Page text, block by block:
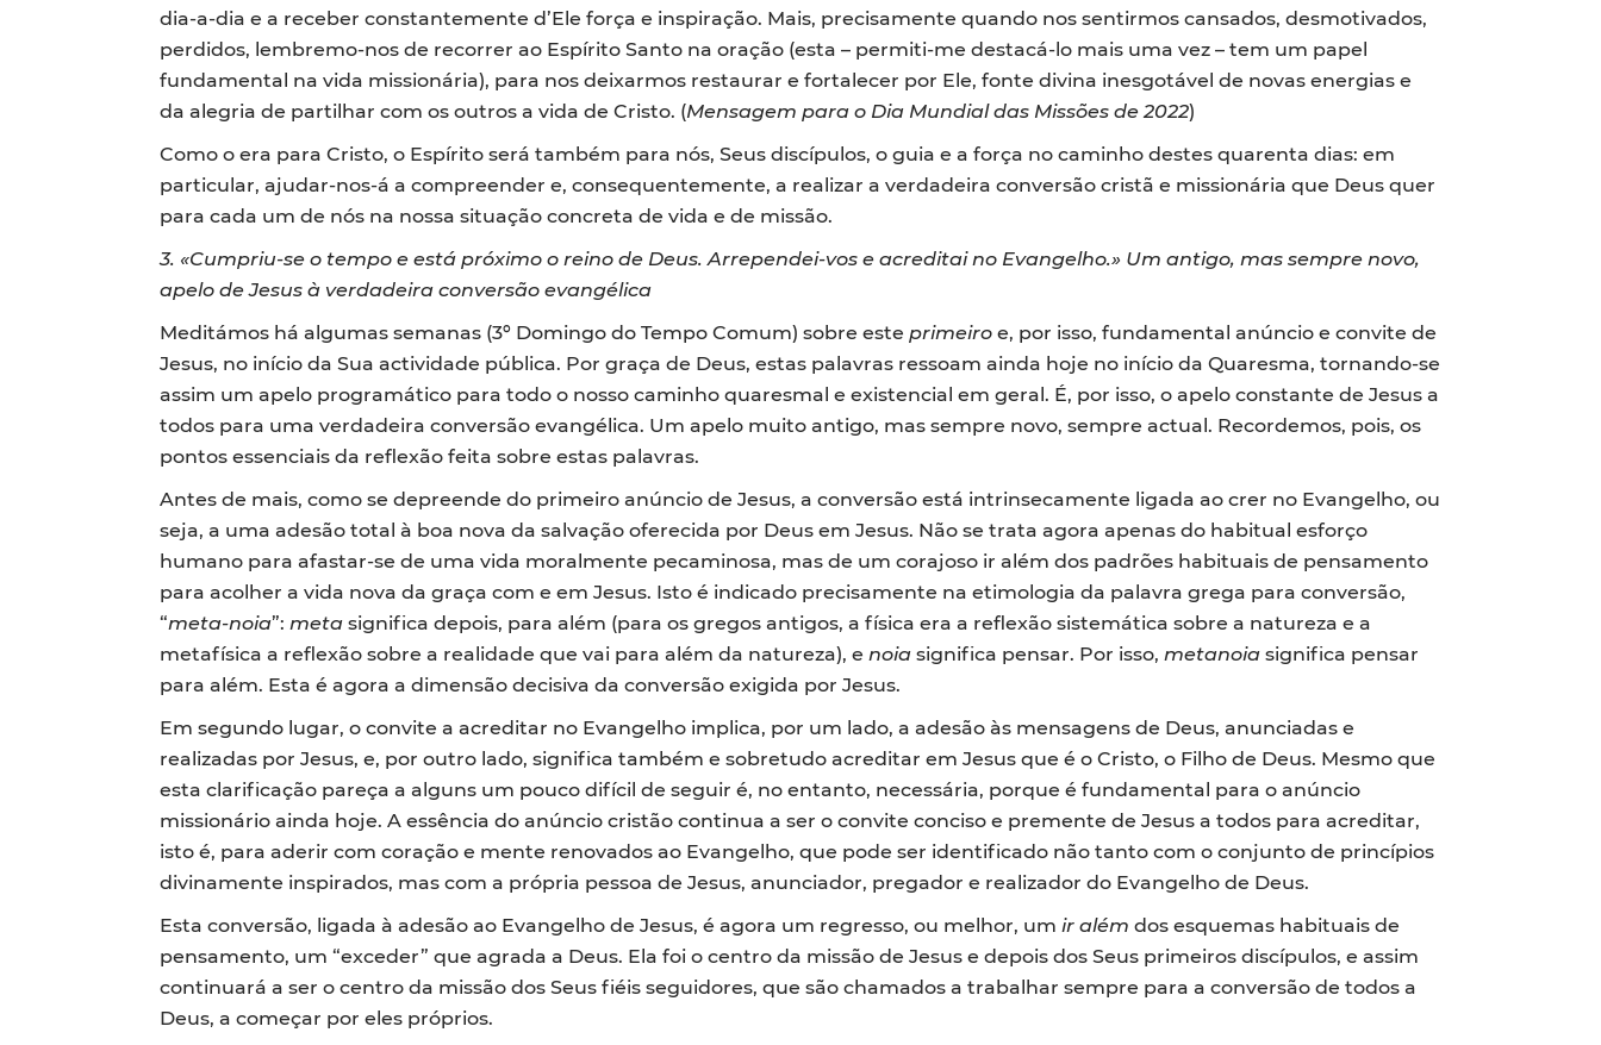
dia-a-dia e a receber constantemente d’Ele força e inspiração. Mais, precisamente quando nos sentirmos cansados, desmotivados,
perdidos, lembremo-nos de recorrer ao Espírito Santo na oração (esta – permiti-me destacá-lo mais uma vez – tem um papel
fundamental na vida missionária), para nos deixarmos restaurar e fortalecer por Ele, fonte divina inesgotável de novas energias e
da alegria de partilhar com os outros a vida de Cristo. (Mensagem para o Dia Mundial das Missões de 2022)
Como o era para Cristo, o Espírito será também para nós, Seus discípulos, o guia e a força no caminho destes quarenta dias: em
particular, ajudar-nos-á a compreender e, consequentemente, a realizar a verdadeira conversão cristã e missionária que Deus quer
para cada um de nós na nossa situação concreta de vida e de missão.
3. «Cumpriu-se o tempo e está próximo o reino de Deus. Arrependei-vos e acreditai no Evangelho.» Um antigo, mas sempre novo,
apelo de Jesus à verdadeira conversão evangélica
Meditámos há algumas semanas (3º Domingo do Tempo Comum) sobre este primeiroe, por isso, fundamental anúncio e convite de
Jesus, no início da Sua actividade pública. Por graça de Deus, estas palavras ressoam ainda hoje no início da Quaresma, tornando-se
assim um apelo programático para todo o nosso caminho quaresmal e existencial em geral. É, por isso, o apelo constante de Jesus a
todos para uma verdadeira conversão evangélica. Um apelo muito antigo, mas sempre novo, sempre actual. Recordemos, pois, os
pontos essenciais da reflexão feita sobre estas palavras.
Antes de mais, como se depreende do primeiro anúncio de Jesus, a conversão está intrinsecamente ligada ao crer no Evangelho, ou
seja, a uma adesão total à boa nova da salvação oferecida por Deus em Jesus. Não se trata agora apenas do habitual esforço
humano para afastar-se de uma vida moralmente pecaminosa, mas de um corajoso ir além dos padrões habituais de pensamento
para acolher a vida nova da graça com e em Jesus. Isto é indicado precisamente na etimologia da palavra grega para conversão,
“meta-noia”: metasignifica depois, para além (para os gregos antigos, a física era a reflexão sistemática sobre a natureza e a
metafísica a reflexão sobre a realidade que vai para além da natureza), e noiasignifica pensar. Por isso, metanoiasignifica pensar
para além. Esta é agora a dimensão decisiva da conversão exigida por Jesus.
Em segundo lugar, o convite a acreditar no Evangelho implica, por um lado, a adesão às mensagens de Deus, anunciadas e
realizadas por Jesus, e, por outro lado, significa também e sobretudo acreditar em Jesus que é o Cristo, o Filho de Deus. Mesmo que
esta clarificação pareça a alguns um pouco difícil de seguir é, no entanto, necessária, porque é fundamental para o anúncio
missionário ainda hoje. A essência do anúncio cristão continua a ser o convite conciso e premente de Jesus a todos para acreditar,
isto é, para aderir com coração e mente renovados ao Evangelho, que pode ser identificado não tanto com o conjunto de princípios
divinamente inspirados, mas com a própria pessoa de Jesus, anunciador, pregador e realizador do Evangelho de Deus.
Esta conversão, ligada à adesão ao Evangelho de Jesus, é agora um regresso, ou melhor, um ir além dos esquemas habituais de
pensamento, um “exceder” que agrada a Deus. Ela foi o centro da missão de Jesus e depois dos Seus primeiros discípulos, e assim
continuará a ser o centro da missão dos Seus fiéis seguidores, que são chamados a trabalhar sempre para a conversão de todos a
Deus, a começar por eles próprios.